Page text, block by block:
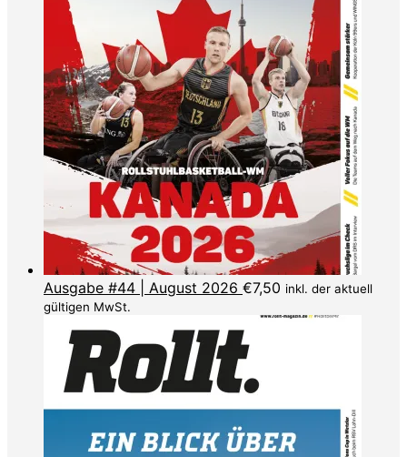
Ausgabe #44 | August 2026 €7,50 inkl. der aktuell
gültigen MwSt.